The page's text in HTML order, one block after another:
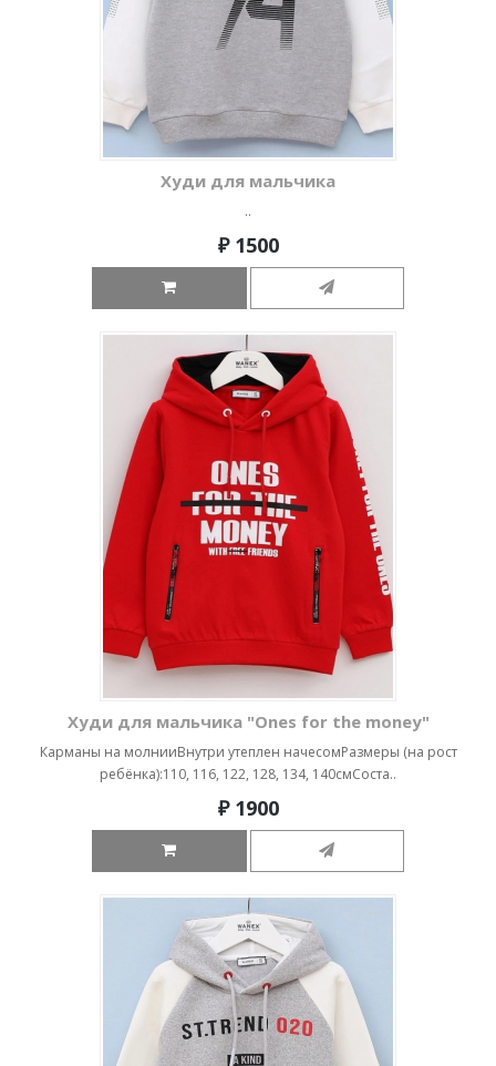
Худи для мальчика
..
₽ 1500
Худи для мальчика "Ones for the money"
Карманы на молнииВнутри утеплен начесомРазмеры (на рост
ребёнка):110, 116, 122, 128, 134, 140смСоста..
₽ 1900